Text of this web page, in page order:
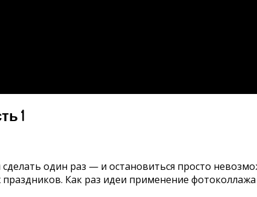
1
один раз — и остановиться просто
Как раз идеи применение